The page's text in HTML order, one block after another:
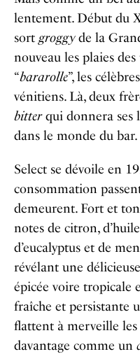
lentement. Début du
sort groggyde la
nouveau les plaies
“bararolle”, les
vénitiens. Là, deux
bitterqui donnera ses
dans le monde du bar.
Select se dévoile en
consommation
demeurent. Fort et
notes de citron,
d’eucalyptus et de
révélant une
épicée voire tropicale
fraîche et persistante
flattent à merveille les
davantage comme un